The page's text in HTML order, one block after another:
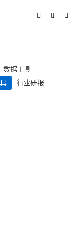
数据工具
行业研报